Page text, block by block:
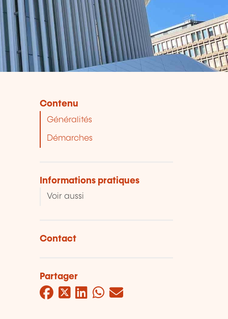
Contenu
Généralités
Démarches
Informations pratiques
Voir aussi
Contact
Partager
Facebook
Twitter
LinkedIn
WhatsApp
Mail